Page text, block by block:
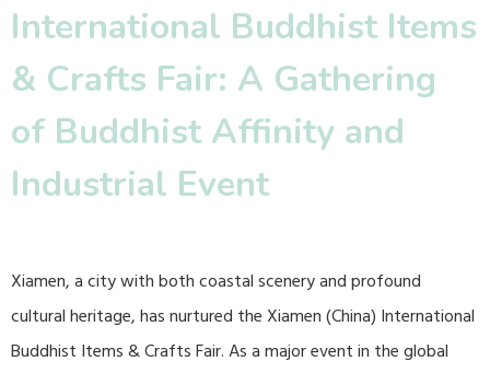
International Buddhist Items
& Crafts Fair: A Gathering
of Buddhist Affinity and
Industrial Event​
Xiamen, a city with both coastal scenery and profound
cultural heritage, has nurtured the Xiamen (China) International
Buddhist Items & Crafts Fair. As a major event in the global